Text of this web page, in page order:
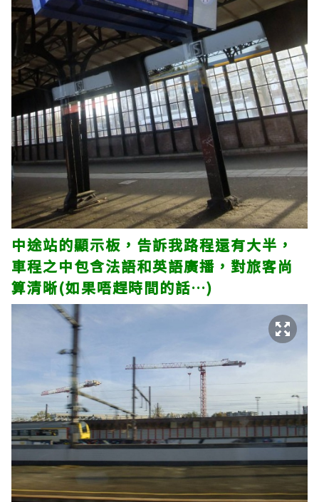
中途站的顯示板，告訴我路程還有大半，
車程之中包含法語和英語廣播，對旅客尚
算清晰(如果唔趕時間的話…)